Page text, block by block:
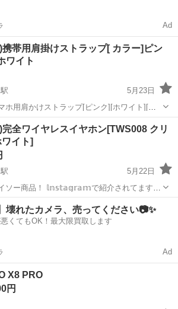
Ad
携帯用肩掛けストラップ[ カラー]ピン
ワイト
5月23日
イズ/ストラップ紐 全長約70cm カード約H6×...
紀ノ川駅 その他 ストラップ
全ワイヤレスイヤホン[TWS008 クリ
イト]
5月22日
_)m お気軽にお声掛けくださいませ(...
紀ノ川駅
壊れたカメラ、売ってください📷✨
くてもOK！最大限買取します
Ad
X8 PRO
円